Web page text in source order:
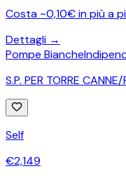
Costa ~0,10€ in più a
Dettagli →
Pompe Bianche
S.P. PER TORRE
Self
€2,149